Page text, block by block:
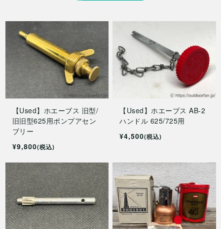
【Used】ホエーブス 旧型/
旧旧型625用ポンプアセン
ブリー
¥9,800(税込)
【Used】ホエーブス AB-2
ハンドル 625/725用
¥4,500(税込)